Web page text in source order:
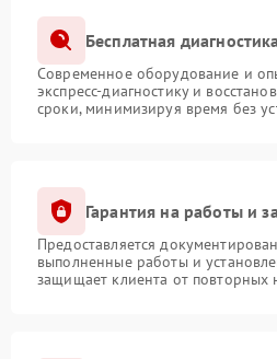
Бесплатная
Современное оборудование и
экспресс-диагностику и
сроки, минимизируя время без
Гарантия на работы и
Предоставляется
выполненные работы и
защищает клиента от повторных